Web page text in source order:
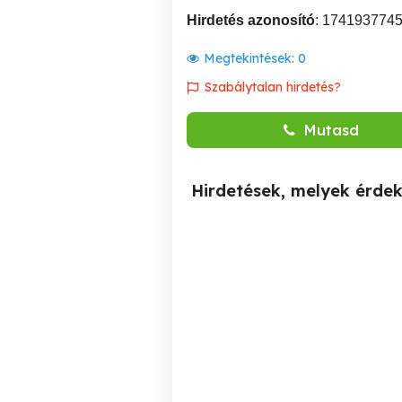
Hirdetés azonosító: 1741937745
Megtekintések: 0
Szabálytalan hirdetés?
Mutasd
Hirdetések, melyek